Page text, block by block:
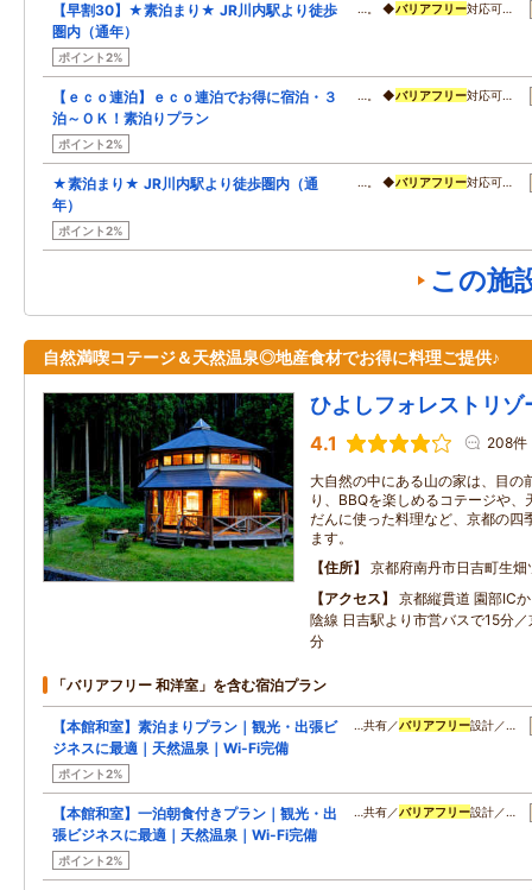
【早割30】★素泊まり★ JR川内駅より徒歩
圏内（通年）
ポイント2%
…。 ◆バリアフリー対応可…
【ｅｃｏ連泊】ｅｃｏ連泊でお得に宿泊・３
泊～ＯＫ！素泊りプラン
ポイント2%
…。 ◆バリアフリー対応可…
★素泊まり★ JR川内駅より徒歩圏内（通
年）
ポイント2%
…。 ◆バリアフリー対応可…
この施
自然満喫コテージ＆天然温泉◎地産食材でお得に料理ご提供♪
ひよしフォレストリ
4.1 208件
大自然の中にある山の家は、目の
り、BBQを楽しめるコテージや
だんに使った料理など、京都の四
ます。
住所
京都府南丹市日吉町生畑
アクセス
京都縦貫道 園部IC
陰線 日吉駅より市営バスで15分
分
「バリアフリー 和洋室」を含む宿泊プラン
【本館和室】素泊まりプラン｜観光・出張ビ
ジネスに最適｜天然温泉｜Wi-Fi完備
ポイント2%
…共有／バリアフリー設計／…
【本館和室】一泊朝食付きプラン｜観光・出
張ビジネスに最適｜天然温泉｜Wi-Fi完備
ポイント2%
…共有／バリアフリー設計／…